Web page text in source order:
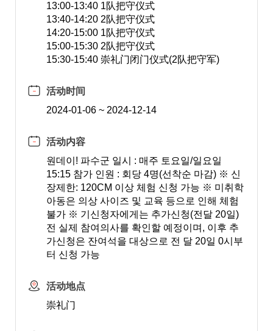
13:00-13:40 1队把守仪式
13:40-14:20 2队把守仪式
14:20-15:00 1队把守仪式
15:00-15:30 2队把守仪式
15:30-15:40 崇礼门闭门仪式(2队把守军)
活动时间
2024-01-06 ~ 2024-12-14
活动内容
원데이! 파수군 일시 : 매주 토요일/일요일
15:15 참가 인원 : 회당 4명(선착순 마감) ※ 신
장제한: 120CM 이상 체험 신청 가능 ※ 미취학
아동은 의상 사이즈 및 교육 등으로 인해 체험
불가 ※ 기신청자에게는 추가신청(전달 20일)
전 실제 참여의사를 확인할 예정이며, 이후 추
가신청은 잔여석을 대상으로 전 달 20일 0시부
터 신청 가능
活动地点
崇礼门